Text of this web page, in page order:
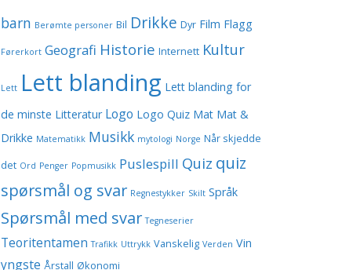
barn Berømte personer Bil Drikke Dyr Film Flagg
Førerkort Geografi Historie Internett Kultur
Lett Lett blanding Lett blanding for
de minste Litteratur Logo Logo Quiz Mat Mat &
Drikke Matematikk Musikk mytologi Norge Når skjedde
det Ord Penger Popmusikk Puslespill Quiz quiz
spørsmål og svar Regnestykker Skilt Språk
Spørsmål med svar Tegneserier
Teoritentamen Trafikk Uttrykk Vanskelig Verden Vin
yngste Årstall Økonomi